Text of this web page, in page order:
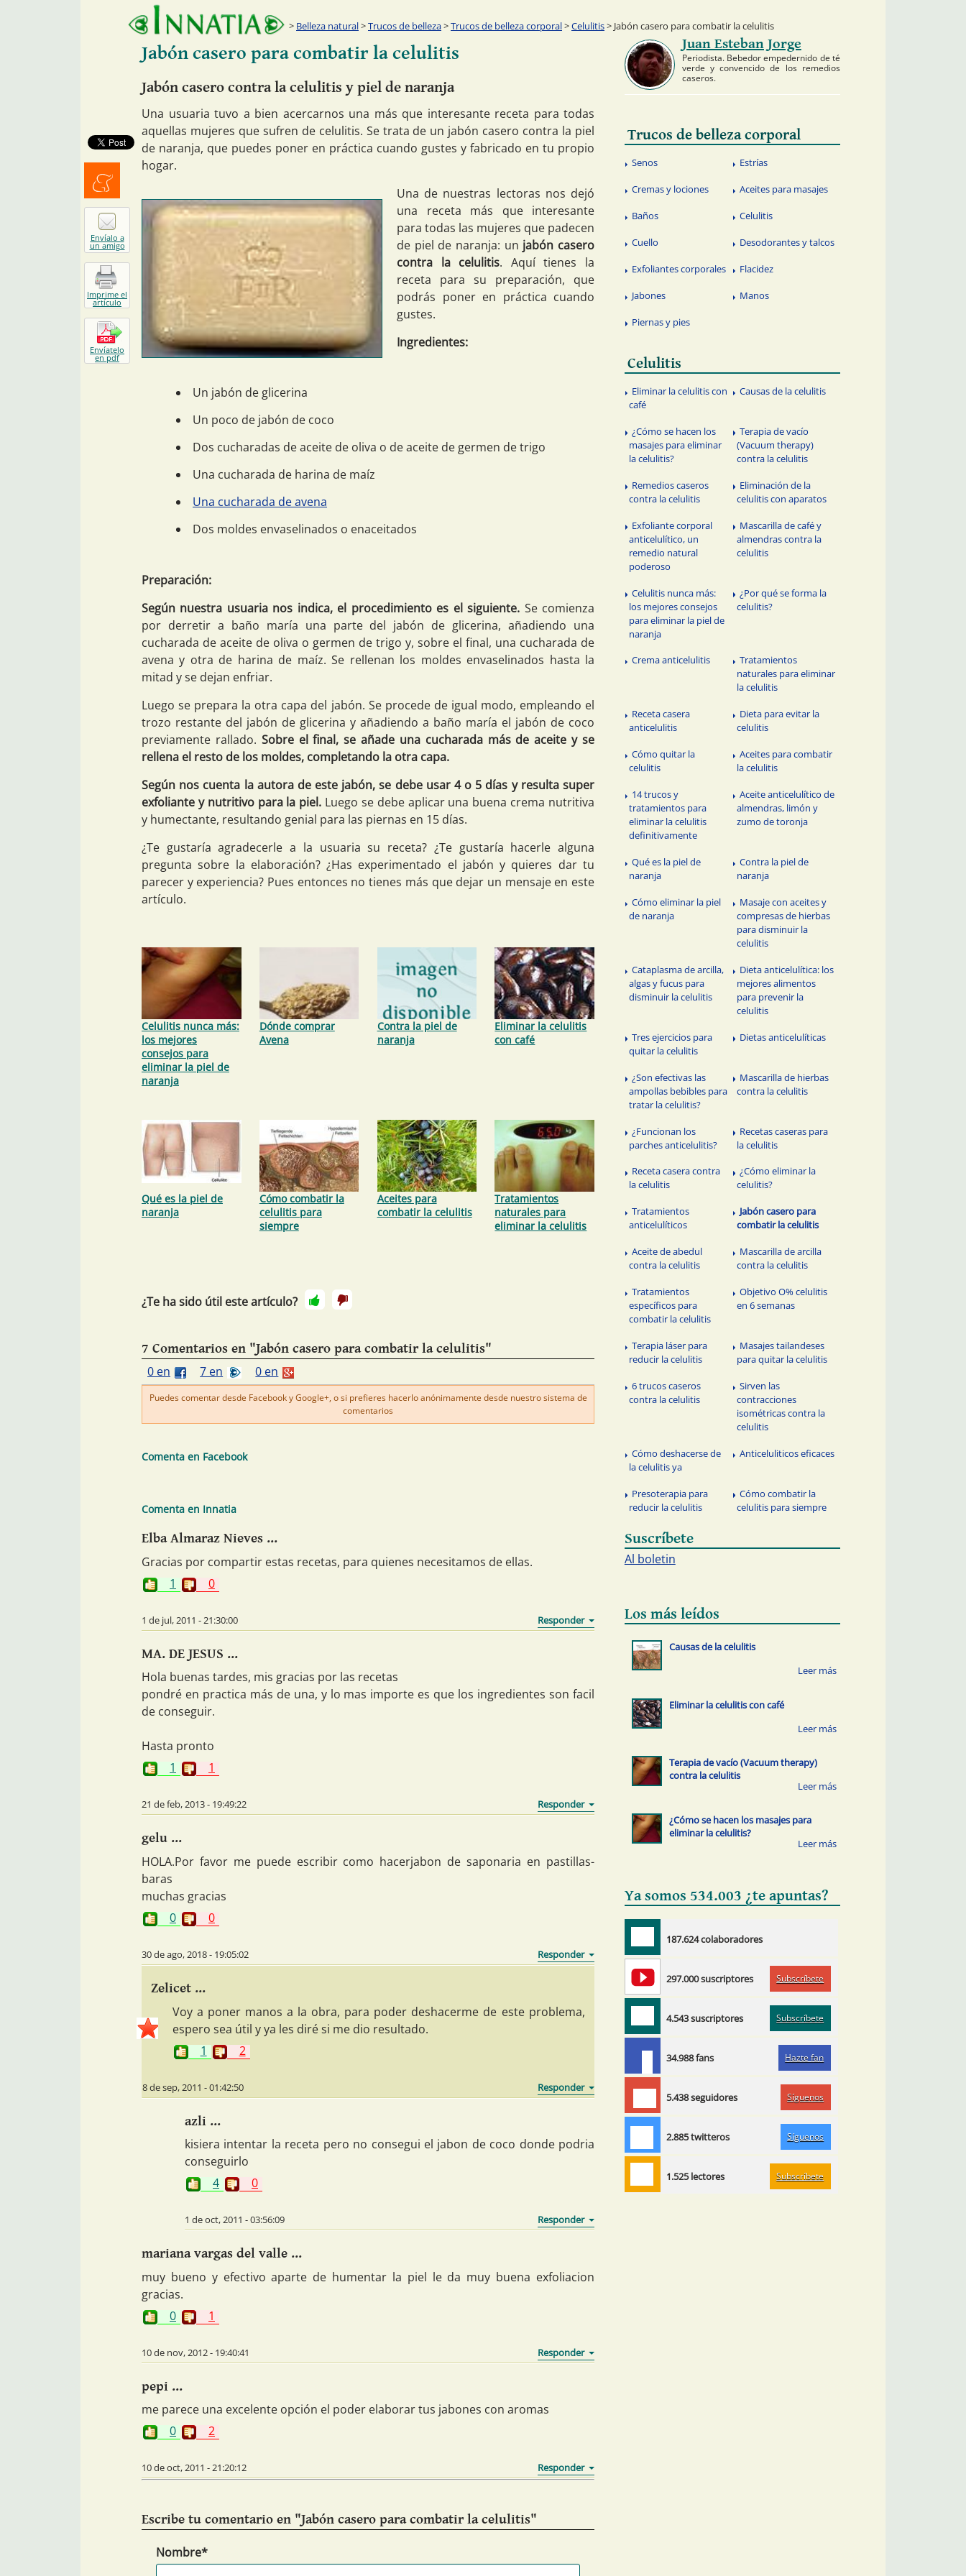
Belleza natural>Trucos de belleza>Trucos de belleza corporal>Celulitis> Jabón casero para combatir la celulitis
Jabón casero para combatir la celulitis
Jabón casero contra la celulitis y piel de naranja
Una usuaria tuvo a bien acercarnos una más que interesante receta para todas
aquellas mujeres que sufren de celulitis. Se trata de un jabón casero contra la piel
de naranja, que puedes poner en práctica cuando gustes y fabricado en tu propio
hogar.
Una de nuestras lectoras nos dejó
una receta más que interesante
para todas las mujeres que padecen
de piel de naranja: un jabón casero
contra la celulitis. Aquí tienes la
receta para su preparación, que
podrás poner en práctica cuando
gustes.
Ingredientes:
Un jabón de glicerina
Un poco de jabón de coco
Dos cucharadas de aceite de oliva o de aceite de germen de trigo
Una cucharada de harina de maíz
Una cucharada de avena
Dos moldes envaselinados o enaceitados
Preparación:
Según nuestra usuaria nos indica, el procedimiento es el siguiente. Se comienza
por derretir a baño maría una parte del jabón de glicerina, añadiendo una
cucharada de aceite de oliva o germen de trigo y, sobre el final, una cucharada de
avena y otra de harina de maíz. Se rellenan los moldes envaselinados hasta la
mitad y se dejan enfriar.
Luego se prepara la otra capa del jabón. Se procede de igual modo, empleando el
trozo restante del jabón de glicerina y añadiendo a baño maría el jabón de coco
previamente rallado. Sobre el final, se añade una cucharada más de aceite y se
rellena el resto de los moldes, completando la otra capa.
Según nos cuenta la autora de este jabón, se debe usar 4 o 5 días y resulta super
exfoliante y nutritivo para la piel. Luego se debe aplicar una buena crema nutritiva
y humectante, resultando genial para las piernas en 15 días.
¿Te gustaría agradecerle a la usuaria su receta? ¿Te gustaría hacerle alguna
pregunta sobre la elaboración? ¿Has experimentado el jabón y quieres dar tu
parecer y experiencia? Pues entonces no tienes más que dejar un mensaje en este
artículo.
Celulitis nunca más:
los mejores
consejos para
eliminar la piel de
naranja
Dónde comprar
Avena
Contra la piel de
naranja
Eliminar la celulitis
con café
Qué es la piel de
naranja
Cómo combatir la
celulitis para
siempre
Aceites para
combatir la celulitis
Tratamientos
naturales para
eliminar la celulitis
¿Te ha sido útil este artículo?
7 Comentarios en "Jabón casero para combatir la celulitis"
0 en
7 en 0 en
Puedes comentar desde Facebook y Google+, o si prefieres hacerlo anónimamente desde nuestro sistema de
comentarios
Comenta en Facebook
Comenta en Innatia
Elba Almaraz Nieves ...
Gracias por compartir estas recetas, para quienes necesitamos de ellas.
1
0
1 de jul, 2011 - 21:30:00
MA. DE JESUS ...
Hola buenas tardes, mis gracias por las recetas
pondré en practica más de una, y lo mas importe es que los ingredientes son facil
de conseguir.
Hasta pronto
1
1
21 de feb, 2013 - 19:49:22
gelu ...
HOLA.Por favor me puede escribir como hacerjabon de saponaria en pastillas-
baras
muchas gracias
0
0
30 de ago, 2018 - 19:05:02
Zelicet ...
Voy a poner manos a la obra, para poder deshacerme de este problema,
espero sea útil y ya les diré si me dio resultado.
1
2
8 de sep, 2011 - 01:42:50
azli ...
kisiera intentar la receta pero no consegui el jabon de coco donde podria
conseguirlo
4
0
1 de oct, 2011 - 03:56:09
mariana vargas del valle ...
muy bueno y efectivo aparte de humentar la piel le da muy buena exfoliacion
gracias.
0
1
10 de nov, 2012 - 19:40:41
pepi ...
me parece una excelente opción el poder elaborar tus jabones con aromas
0
2
10 de oct, 2011 - 21:20:12
Escribe tu comentario en "Jabón casero para combatir la celulitis"
Nombre*
Juan Esteban Jorge
Periodista. Bebedor empedernido de té
verde y convencido de los remedios
caseros.
Trucos de belleza corporal
Senos Estrías
Cremas y lociones Aceites para masajes
Baños Celulitis
Cuello Desodorantes y talcos
Exfoliantes corporales Flacidez
Jabones Manos
Piernas y pies
Celulitis
Eliminar la celulitis con
café
Causas de la celulitis
¿Cómo se hacen los
masajes para eliminar
la celulitis?
Terapia de vacío
(Vacuum therapy)
contra la celulitis
Remedios caseros
contra la celulitis
Eliminación de la
celulitis con aparatos
Exfoliante corporal
anticelulítico, un
remedio natural
poderoso
Mascarilla de café y
almendras contra la
celulitis
Celulitis nunca más:
los mejores consejos
para eliminar la piel de
naranja
¿Por qué se forma la
celulitis?
Crema anticelulitis
Tratamientos
naturales para eliminar
la celulitis
Receta casera
anticelulitis
Dieta para evitar la
celulitis
Cómo quitar la
celulitis
Aceites para combatir
la celulitis
14 trucos y
tratamientos para
eliminar la celulitis
definitivamente
Aceite anticelulítico de
almendras, limón y
zumo de toronja
Qué es la piel de
naranja
Contra la piel de
naranja
Cómo eliminar la piel
de naranja
Masaje con aceites y
compresas de hierbas
para disminuir la
celulitis
Cataplasma de arcilla,
algas y fucus para
disminuir la celulitis
Dieta anticelulítica: los
mejores alimentos
para prevenir la
celulitis
Tres ejercicios para
quitar la celulitis
Dietas anticelulíticas
¿Son efectivas las
ampollas bebibles para
tratar la celulitis?
Mascarilla de hierbas
contra la celulitis
¿Funcionan los
parches anticelulitis?
Recetas caseras para
la celulitis
Receta casera contra
la celulitis
¿Cómo eliminar la
celulitis?
Tratamientos
anticelulíticos
Jabón casero para
combatir la celulitis
Aceite de abedul
contra la celulitis
Mascarilla de arcilla
contra la celulitis
Tratamientos
específicos para
combatir la celulitis
Objetivo O% celulitis
en 6 semanas
Terapia láser para
reducir la celulitis
Masajes tailandeses
para quitar la celulitis
6 trucos caseros
contra la celulitis
Sirven las
contracciones
isométricas contra la
celulitis
Cómo deshacerse de
la celulitis ya
Anticeluliticos eficaces
Presoterapia para
reducir la celulitis
Cómo combatir la
celulitis para siempre
Suscríbete
Al boletin
Los más leídos
Causas de la celulitis
Eliminar la celulitis con café
Terapia de vacío (Vacuum therapy)
contra la celulitis
¿Cómo se hacen los masajes para
eliminar la celulitis?
Ya somos 534.003 ¿te apuntas?
187.624 colaboradores
297.000 suscriptores Subscríbete
4.543 suscriptores Subscríbete
34.988 fans Hazte fan
5.438 seguidores Síguenos
2.885 twitteros Síguenos
1.525 lectores Subscríbete
Menéalo
Envíalo a
un amigo
Imprime el
artículo
Envíatelo
en pdf